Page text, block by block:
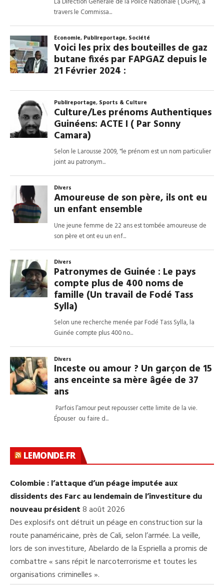
LEMONDE.FR
Colombie : l’attaque d’un péage imputée aux
dissidents des Farc au lendemain de l’investiture du
nouveau président8 août 2026
Des explosifs ont détruit un péage en construction sur la
route panaméricaine, près de Cali, selon l’armée. La veille,
lors de son investiture, Abelardo de la Espriella a promis de
combattre « sans répit le narcoterrorisme et toutes les
organisations criminelles ».